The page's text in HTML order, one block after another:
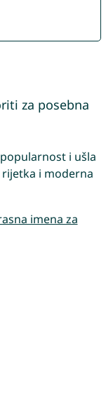
za posebna
i ušla
i moderna
imena za